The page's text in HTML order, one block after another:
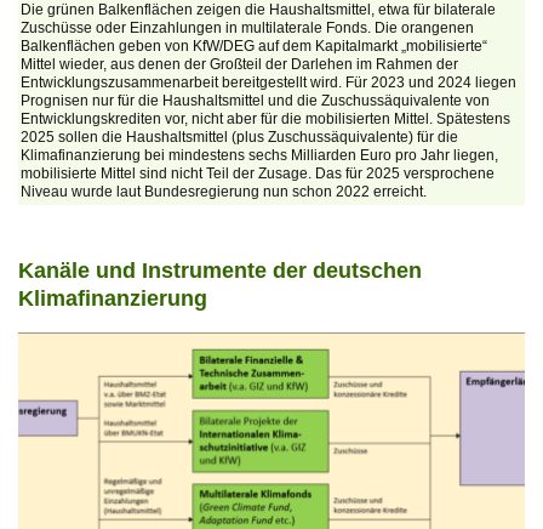
Die grünen Balkenflächen zeigen die Haushaltsmittel, etwa für bilaterale
Zuschüsse oder Einzahlungen in multilaterale Fonds. Die orangenen
Balkenflächen geben von KfW/DEG auf dem Kapitalmarkt „mobilisierte“
Mittel wieder, aus denen der Großteil der Darlehen im Rahmen der
Entwicklungszusammenarbeit bereitgestellt wird. Für 2023 und 2024 liegen
Prognisen nur für die Haushaltsmittel und die Zuschussäquivalente von
Entwicklungskrediten vor, nicht aber für die mobilisierten Mittel. Spätestens
2025 sollen die Haushaltsmittel (plus Zuschussäquivalente) für die
Klimafinanzierung bei mindestens sechs Milliarden Euro pro Jahr liegen,
mobilisierte Mittel sind nicht Teil der Zusage. Das für 2025 versprochene
Niveau wurde laut Bundesregierung nun schon 2022 erreicht.
Kanäle und Instrumente der deutschen
Klimafinanzierung